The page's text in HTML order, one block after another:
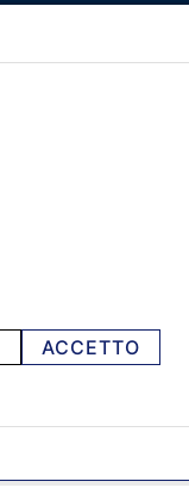
ACCETTO